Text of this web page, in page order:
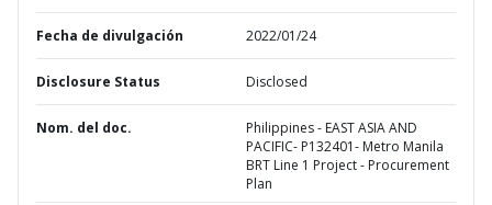
Fecha de divulgación 2022/01/24
Disclosure Status Disclosed
Nom. del doc.
Philippines - EAST ASIA AND
PACIFIC- P132401- Metro Manila
BRT Line 1 Project - Procurement
Plan